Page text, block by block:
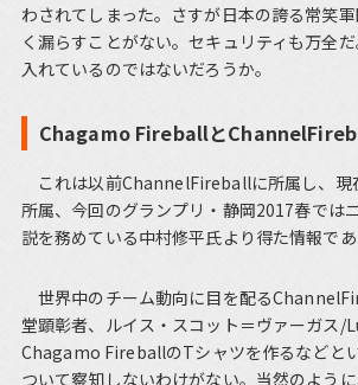
わされてしまった。さすが日本の誇る常笑
く漏らすことがない。セキュリティも万全
入れているのではないだろうか。
Chagamo Fireballと
これは以前ChannelFireballに所属し、現
所属、今回のグランプリ・静岡2017春では
説を務めている中村修平氏より得た情報であ
世界中のチーム動向に目を配る
堂顕彰者、ルイス・スコット＝ヴァーガス
Chagamo FireballのTシャツを作るなどと
ついて察知しないわけがない。当然のよう